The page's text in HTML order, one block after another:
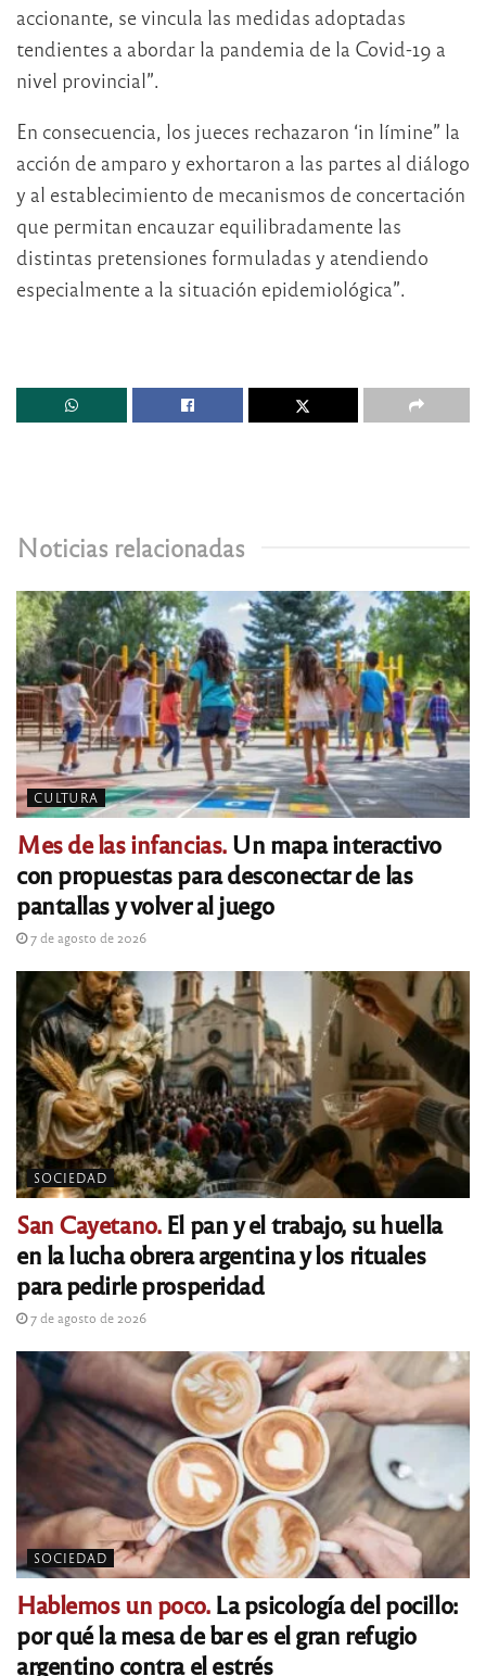
accionante, se vincula las medidas adoptadas
tendientes a abordar la pandemia de la Covid-19 a
nivel provincial”.
En consecuencia, los jueces rechazaron ‘in límine” la
acción de amparo y exhortaron a las partes al diálogo
y al establecimiento de mecanismos de concertación
que permitan encauzar equilibradamente las
distintas pretensiones formuladas y atendiendo
especialmente a la situación epidemiológica”.
Noticias relacionadas
CULTURA
Mes de las infancias.Un mapa interactivo
con propuestas para desconectar de las
pantallas y volver al juego
7 de agosto de 2026
SOCIEDAD
San Cayetano.El pan y el trabajo, su huella
en la lucha obrera argentina y los rituales
para pedirle prosperidad
7 de agosto de 2026
SOCIEDAD
Hablemos un poco.La psicología del pocillo:
por qué la mesa de bar es el gran refugio
argentino contra el estrés